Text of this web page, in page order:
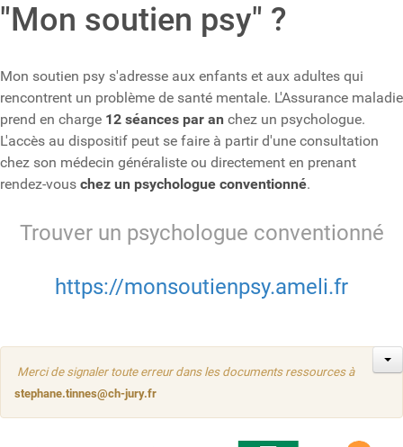
"Mon soutien psy" ?
Mon soutien psy s'adresse aux enfants et aux adultes qui
rencontrent un problème de santé mentale. L'Assurance maladie
prend en charge 12 séances par an chez un psychologue.
L'accès au dispositif peut se faire à partir d'une consultation
chez son médecin généraliste ou directement en prenant
rendez-vous chez un psychologue conventionné.
Trouver un psychologue conventionné
https://monsoutienpsy.ameli.fr
Merci de signaler toute erreur dans les documents ressources à
stephane.tinnes@ch-jury.fr